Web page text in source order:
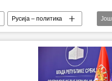
Русија – политика Још